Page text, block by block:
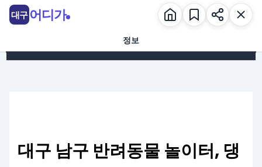
콘텐츠로 건너뛰기
정보
대구 남구 반려동물 놀이터, 댕
대구 어디가